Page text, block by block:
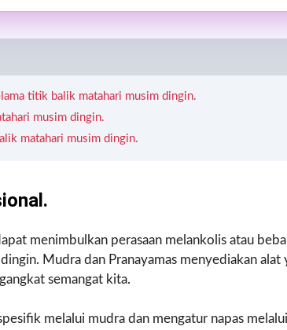
titik balik matahari musim dingin.
musim dingin.
matahari musim dingin.
menimbulkan perasaan melankolis atau
Mudra dan Pranayamas menyediakan
semangat kita.
melalui mudra dan mengatur napas